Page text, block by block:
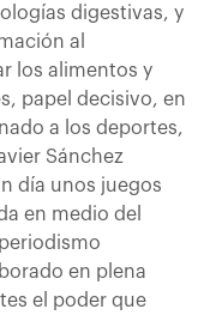
digestivas, y
al
los alimentos y
papel decisivo, en
a los deportes,
Sánchez
día unos juegos
en medio del
en plena
el poder que